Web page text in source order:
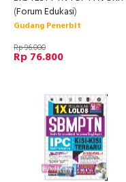
(Forum Edukasi)
Gudang Penerbit
Rp 96.000
Rp 76.800